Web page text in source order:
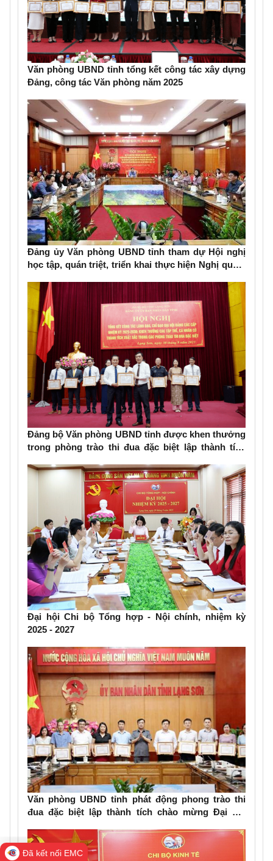
Văn phòng UBND tỉnh tổng kết công tác xây dựng
Đảng, công tác Văn phòng năm 2025
Đảng ủy Văn phòng UBND tỉnh tham dự Hội nghị
học tập, quán triệt, triển khai thực hiện Nghị quyết
kỳ 2025-2030
Đảng bộ Văn phòng UBND tỉnh được khen thưởng
trong phòng trào thi đua đặc biệt lập thành tích
Đại hội Chi bộ Tổng hợp - Nội chính, nhiệm kỳ
2025 - 2027
Văn phòng UBND tỉnh phát động phong trào thi
đua đặc biệt lập thành tích chào mừng Đại hội
lần thứ XVIII
Đã kết nối EMC